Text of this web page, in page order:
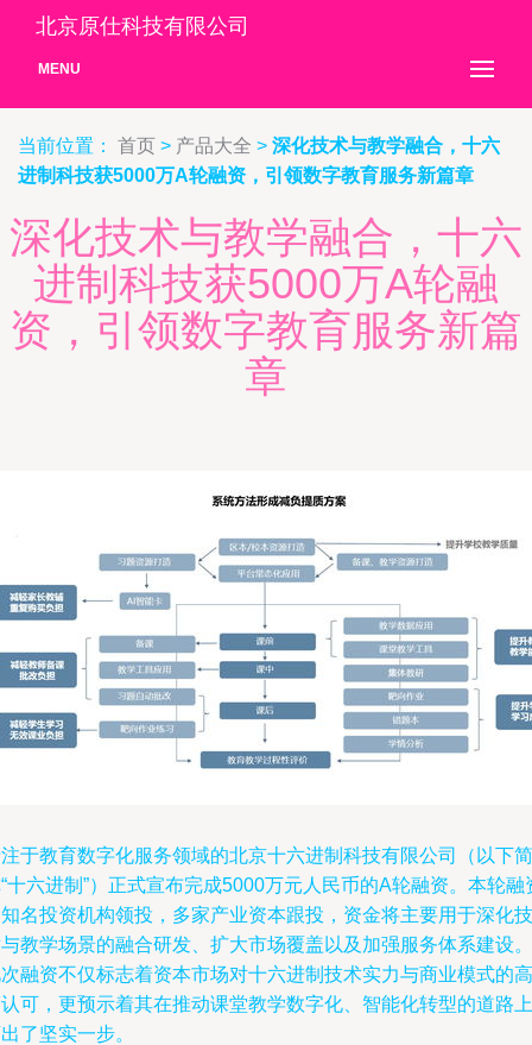
北京原仕科技有限公司
MENU
当前位置： 首页 > 产品大全 > 深化技术与教学融合，十六
进制科技获5000万A轮融资，引领数字教育服务新篇章
深化技术与教学融合，十六
进制科技获5000万A轮融
资，引领数字教育服务新篇
章
于教育数字化服务领域的北京十六进制科技有限公司（以下简
十六进制”）正式宣布完成5000万元人民币的A轮融资。本轮融
名投资机构领投，多家产业资本跟投，资金将主要用于深化技
教学场景的融合研发、扩大市场覆盖以及加强服务体系建设。
融资不仅标志着资本市场对十六进制技术实力与商业模式的高
可，更预示着其在推动课堂教学数字化、智能化转型的道路上
了坚实一步。